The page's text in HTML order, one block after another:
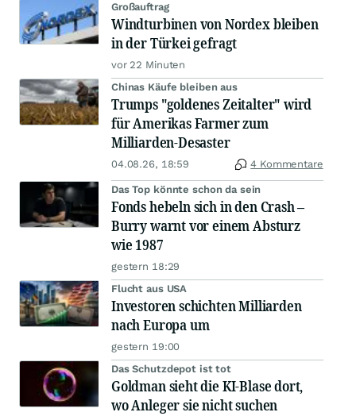
Großauftrag
Windturbinen von Nordex bleiben
in der Türkei gefragt
vor 22 Minuten
Chinas Käufe bleiben aus
Trumps "goldenes Zeitalter" wird
für Amerikas Farmer zum
Milliarden-Desaster
04.08.26, 18:59 4 Kommentare
Das Top könnte schon da sein
Fonds hebeln sich in den Crash –
Burry warnt vor einem Absturz
wie 1987
gestern 18:29
Flucht aus USA
Investoren schichten Milliarden
nach Europa um
gestern 19:00
Das Schutzdepot ist tot
Goldman sieht die KI-Blase dort,
wo Anleger sie nicht suchen